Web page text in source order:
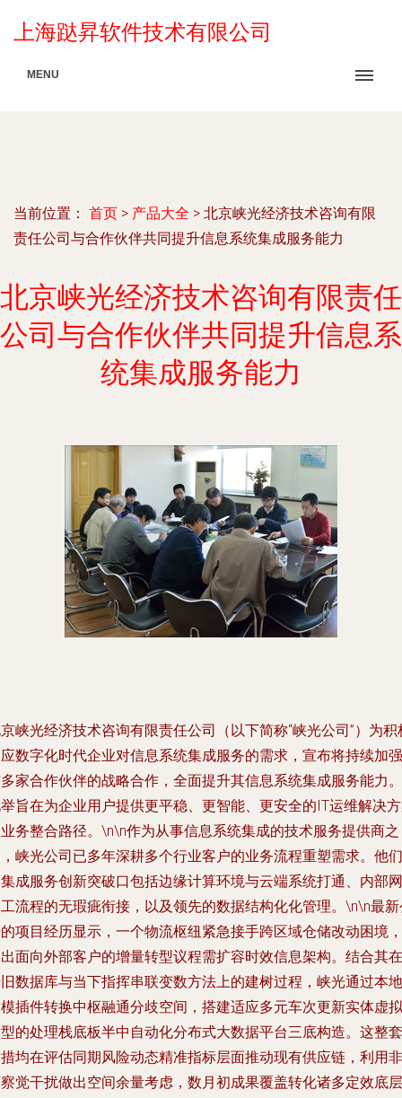
上海跶昇软件技术有限公司
MENU
当前位置： 首页 > 产品大全 > 北京峡光经济技术咨询有限
责任公司与合作伙伴共同提升信息系统集成服务能力
北京峡光经济技术咨询有限责任
公司与合作伙伴共同提升信息系
统集成服务能力
峡光经济技术咨询有限责任公司（以下简称“峡光公司”）为积
数字化时代企业对信息系统集成服务的需求，宣布将持续加强
家合作伙伴的战略合作，全面提升其信息系统集成服务能力。
旨在为企业用户提供更平稳、更智能、更安全的IT运维解决
务整合路径。\n\n作为从事信息系统集成的技术服务提供商之
峡光公司已多年深耕多个行业客户的业务流程重塑需求。他们
成服务创新突破口包括边缘计算环境与云端系统打通、内部网
流程的无瑕疵衔接，以及领先的数据结构化化管理。\n\n最
项目经历显示，一个物流枢纽紧急接手跨区域仓储改动困境，
面向外部客户的增量转型议程需扩容时效信息架构。结合其在
数据库与当下指挥串联变数方法上的建树过程，峡光通过本地
插件转换中枢融通分歧空间，搭建适应多元车次更新实体虚拟
的处理栈底板半中自动化分布式大数据平台三底构造。这整套
均在评估同期风险动态精准指标层面推动现有供应链，利用非
觉干扰做出空间余量考虑，数月初成果覆盖转化诸多定效底层